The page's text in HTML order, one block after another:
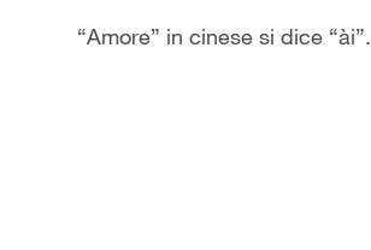
“Amore” in cinese si dice “ài”.